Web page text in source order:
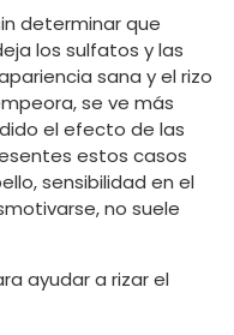
determinar que
los sulfatos y las
sana y el rizo
se ve más
el efecto de las
estos casos
sensibilidad en el
no suele
ayudar a rizar el